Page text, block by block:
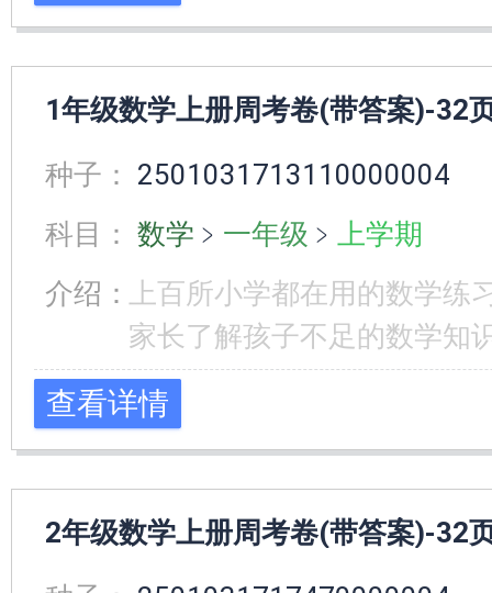
1年级数学上册周考卷(带答案)-32
种子： 2501031713110000004
科目： 数学 ﹥ 一年级 ﹥ 上学期
介绍：上百所小学都在用的数学练
家长了解孩子不足的数学知
查看详情
2年级数学上册周考卷(带答案)-32